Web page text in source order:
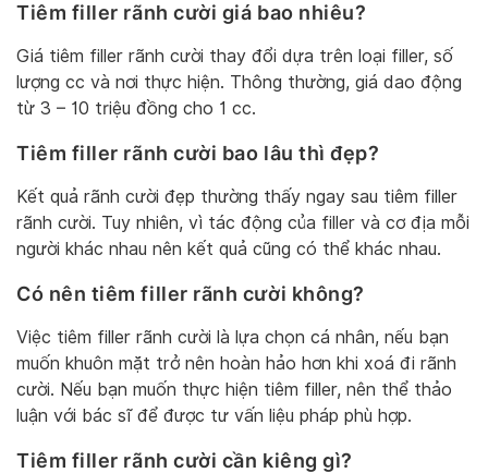
Tiêm filler rãnh cười giá bao nhiêu?
Giá tiêm filler rãnh cười thay đổi dựa trên loại filler, số
lượng cc và nơi thực hiện. Thông thường, giá dao động
từ 3 – 10 triệu đồng cho 1 cc.
Tiêm filler rãnh cười bao lâu thì đẹp?
Kết quả rãnh cười đẹp thường thấy ngay sau tiêm filler
rãnh cười. Tuy nhiên, vì tác động của filler và cơ địa mỗi
người khác nhau nên kết quả cũng có thể khác nhau.
Có nên tiêm filler rãnh cười không?
Việc tiêm filler rãnh cười là lựa chọn cá nhân, nếu bạn
muốn khuôn mặt trở nên hoàn hảo hơn khi xoá đi rãnh
cười. Nếu bạn muốn thực hiện tiêm filler, nên thể thảo
luận với bác sĩ để được tư vấn liệu pháp phù hợp.
Tiêm filler rãnh cười cần kiêng gì?